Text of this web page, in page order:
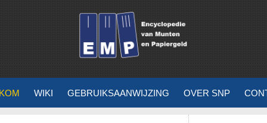
WIKI GEBRUIKSAANWIJZING OVER SNP